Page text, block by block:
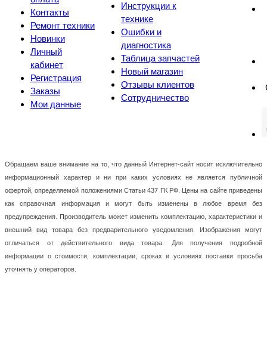
Контакты
Ремонт техники
Новинки
Личный
кабинет
Регистрация
Заказы
Мои данные
Инструкции к
технике
Ошибки и
диагностика
Таблица запчастей
Новый магазин
Отзывы клиентов
Сотрудничество
Обращаем ваше внимание на то, что данный Интернет-сайт носит исключительно
информационный характер и ни при каких условиях не является публичной
офертой, определяемой положениями Статьи 437 ГК РФ. Цены на сайте приведены
как справочная информация и могут быть изменены в любое время без
предупреждения. Производитель может изменить комплектацию, характеристики и
внешний вид товара без предварительного уведомления. Изображения могут
отличаться от действительного вида товара. Для получения подробной
информации о стоимости, комплектации, сроках и условиях поставки просьба
уточнять у операторов.